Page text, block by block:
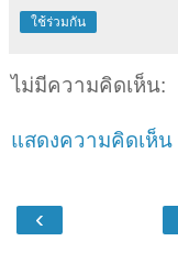
ใช้ร่วมกัน
ไม่มีความคิดเห็น:
แสดงความคิดเห็น
‹